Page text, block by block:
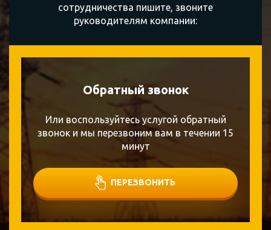
сотрудничества пишите, звоните
руководителям компании:
Обратный звонок
Или воспользуйтесь услугой обратный
звонок и мы перезвоним вам в течении 15
минут
ПЕРЕЗВОНИТЬ